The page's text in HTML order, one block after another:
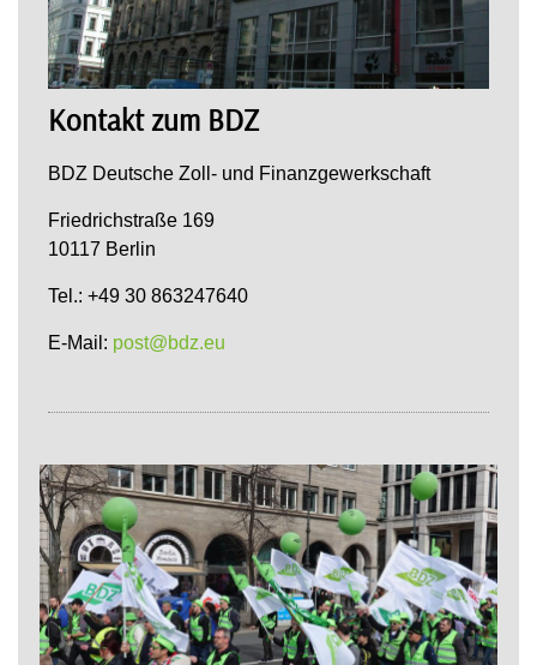
Kontakt zum BDZ
BDZ Deutsche Zoll- und Finanzgewerkschaft
Friedrichstraße 169
10117 Berlin
Tel.: +49 30 863247640
E-Mail: post@bdz.eu